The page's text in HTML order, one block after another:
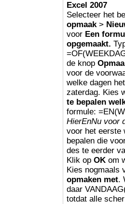
Excel 2007
Selecteer het
opmaak>
voor Een
opgemaakt.
de knop
voor de
welke dagen
zaterdag. Kies
te bepalen
formule:
HierEnNu voor
voor het eerste
bepalen die
des te eerder
Klik op OKom
Kies nogmaals
opmaken met.
daar
totdat alle